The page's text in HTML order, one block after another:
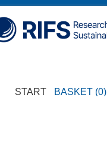
START BASKET (0)